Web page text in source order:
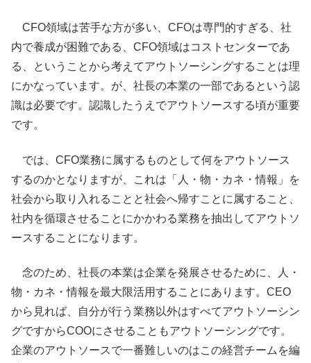
CFO領域は苦手な方が多い、CFOは専門的すぎる、社
内で養成が困難である、CFO領域はコストセンターであ
る、ということから考えてアウトソーシングすることは理
にかなっています。が、社長の本業の一部であるという認
識は必要です。認識したうえでアウトソースする頃が重要
です。
では、CFO業務に属するものとして何をアウトソース
するのかとなりますが、これは「人・物・カネ・情報」を
社会から取り入れることと社会へ帰すことに属すること、
社内を循環させることにかかわる業務を抽出してアウトソ
ースすることになります。
念のため、社長の本業は企業を発展させるために、人・
物・カネ・情報を最大限活用することにあります。CEO
から見れば、自分が行う業務以外はすべてアウトソーシン
グですからCOOにさせることもアウトソーシングです。
企業のアウトソースで一番難しいのはこの経営チームを編